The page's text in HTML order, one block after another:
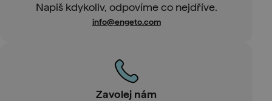
Napiš kdykoliv, odpovíme co nejdříve.
info@engeto.com
Zavolej nám